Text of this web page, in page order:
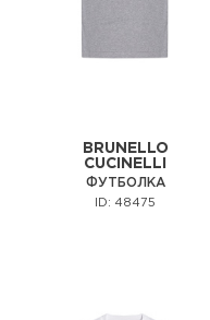
BRUNELLO
CUCINELLI
ФУТБОЛКА
ID: 48475